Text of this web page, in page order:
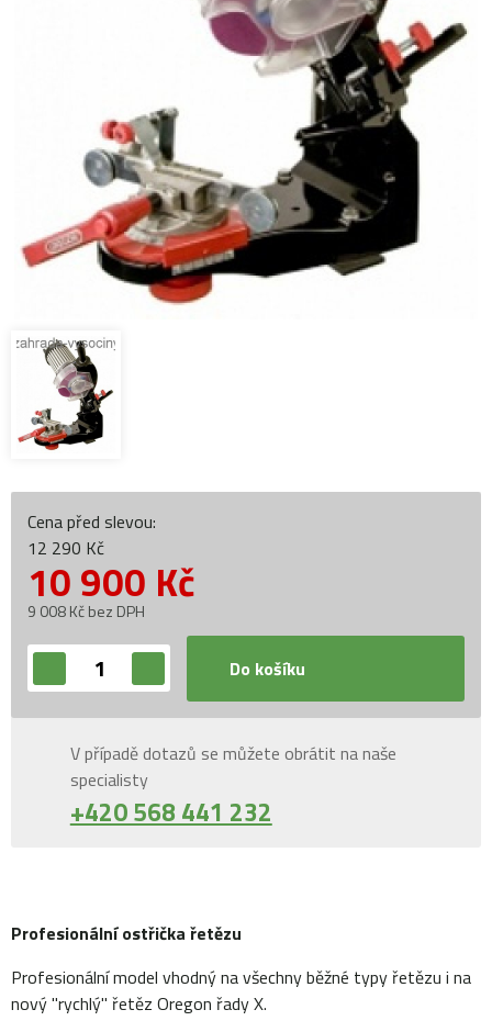
Cena před slevou:
12 290 Kč
10 900 Kč
9 008 Kč bez DPH
Do košíku
V případě dotazů se můžete obrátit na naše
specialisty
+420 568 441 232
Profesionální ostřička řetězu
Profesionální model vhodný na všechny běžné typy řetězu i na
nový "rychlý" řetěz Oregon řady X.